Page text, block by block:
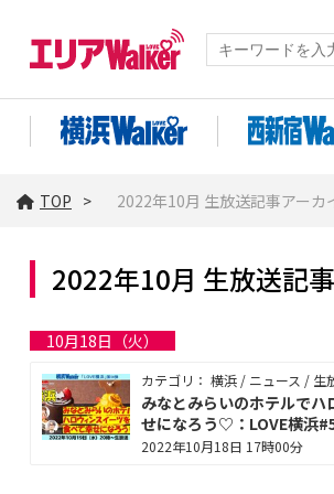
TOP 2022年10月 生放送記事アーカ
2022年10月 生放送記
10月18日（火）
カテゴリ： 横浜 / ニュース / 生
みなとみらいのホテルで
せになろう♡：LOVE横浜
2022年10月18日 17時00分